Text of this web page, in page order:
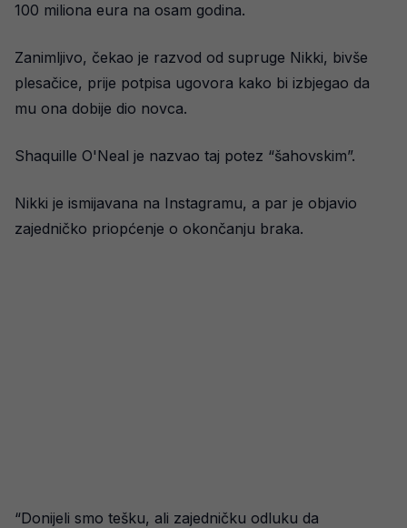
100 miliona eura na osam godina.
Zanimljivo, čekao je razvod od supruge Nikki, bivše
plesačice, prije potpisa ugovora kako bi izbjegao da
mu ona dobije dio novca.
Shaquille O'Neal je nazvao taj potez “šahovskim”.
Nikki je ismijavana na Instagramu, a par je objavio
zajedničko priopćenje o okončanju braka.
“Donijeli smo tešku, ali zajedničku odluku da